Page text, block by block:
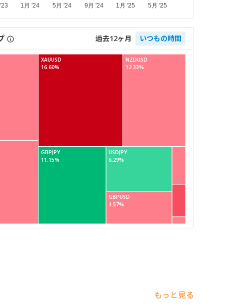
過去12ヶ月 いつもの時間
XAUUSD NZDUSD
GBPJPY USDJPY
GBPUSD
16.60% 12.33%
11.15% 6.29%
4.57%
もっと見る